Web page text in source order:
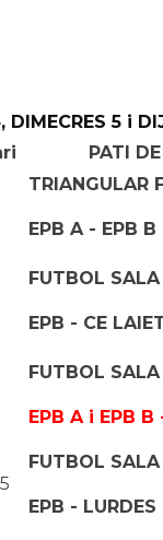
DIMECRES 5 i
PATI DE
TRIANGULAR
EPB A - EPB B
FUTBOL
EPB - CE
FUTBOL
EPB A i EPB B
FUTBOL
EPB - LURDES